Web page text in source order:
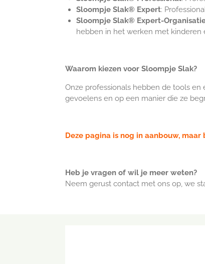
Sloompje Slak® Expert:
Sloompje Slak® Expert-
hebben in het werken met kinderen
Waarom kiezen voor Sloompje Slak?
Onze professionals hebben de tools
gevoelens en op een manier die ze
Deze pagina is nog in aanbouw,
Heb je vragen of wil je meer weten?
Neem gerust contact met ons op, we